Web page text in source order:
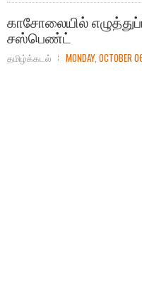
காசோலையில்
சஸ்பெண்ட்
தமிழ்க்கடல் MONDAY, OCTOBER